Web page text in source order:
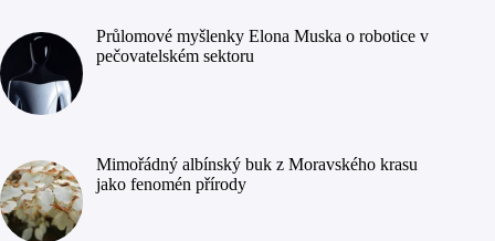
Průlomové myšlenky Elona Muska o robotice v
pečovatelském sektoru
Mimořádný albínský buk z Moravského krasu
jako fenomén přírody